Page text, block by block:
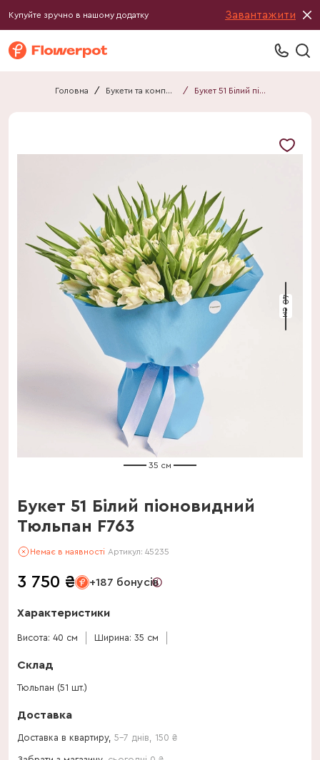
Купуйте зручно в нашому додатку Завантажити
Головна / Букети та композиції / Букет 51 Білий піоновидний Тюльпан F763
40 см
35 см
Букет 51 Білий піоновидний
Тюльпан F763
Немає в наявності Артикул: 45235
3 750 ₴ +187 бонусів
Характеристики
Висота: 40 см Ширина: 35 см
Склад
Тюльпан (51 шт.)
Доставка
Доставка в квартиру, 5-7 днів 150 ₴